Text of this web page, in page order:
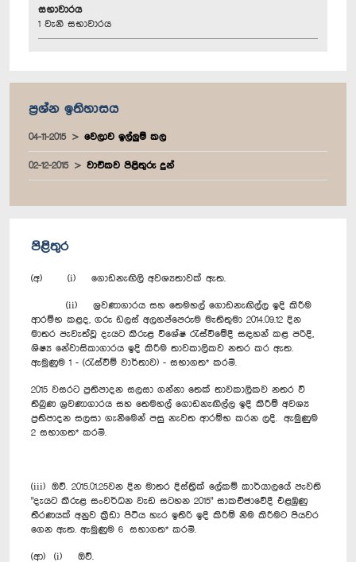
සභාවාරය
1 වැනි සභාවාරය
ප්‍රශ්න ඉතිහාසය
04-11-2015 වෙලාව ඉල්ලුම් කල
02-12-2015 වාචිකව පිළිතුරු දුන්
පිළිතුර
(අ) (i) ගොඩනැඟිලි අවශ්‍යතාවක් ඇත.
(ii) ශ්‍රවණාගාරය සහ තෙමහල් ගොඩනැඟිල්ල ඉදි කිරීම
ආරම්භ කළද, ගරු ඩලස් අලහප්පෙරුම මැතිතුමා 2014.09.12 දින
මාතර පැවැත්වූ දැයට කිරුළ විශේෂ රැස්වීමේදී සඳහන් කළ පරිදි,
ශිෂ්‍ය නේවාසිකාගාරය ඉදි කිරීම තාවකාලිකව නතර කර ඇත.
ඇමුණුම 1 - (රැස්වීම් වාර්තාව) - සභාගත* කරමි.
2015 වසරට ප්‍රතිපාදන සලසා ගන්නා තෙක් තාවකාලිකව නතර වී
තිබුණ ශ්‍රවණාගාරය සහ තෙමහල් ගොඩනැඟිල්ල ඉදි කිරීම් අවශ්‍ය
ප්‍රතිපාදන සලසා ගැනීමෙන් පසු නැවත ආරම්භ කරන ලදි. ඇමුණුම
2 සභාගත* කරමි.
(iii) ඔව්. 2015.01.25වන දින මාතර දිස්ත්‍රික් ලේකම් කාර්යාලයේ පැවති
"දැයට කිරුළ සංවර්ධන වැඩ සටහන 2015" සාකච්ඡාවේදී එළඹුණු
තීරණයක් අනුව ක්‍රීඩා පිටිය හැර ඉතිරි ඉදි කිරීම් නිම කිරීමට පියවර
ගෙන ඇත. ඇමුණුම 6 සභාගත* කරමි.
(ආ) (i) ඔව්.